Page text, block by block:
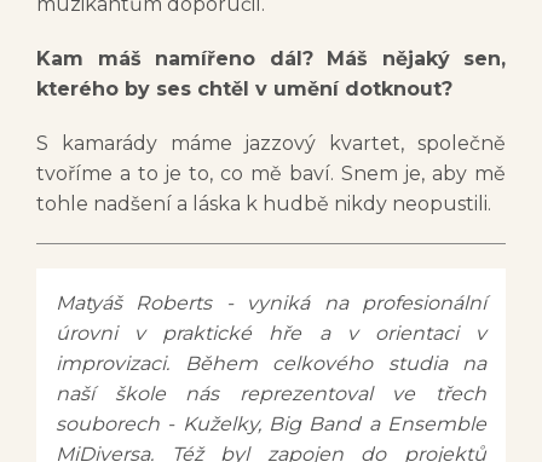
Kam máš namířeno dál? Máš nějaký sen,
kterého by ses chtěl v umění dotknout?
S kamarády máme jazzový kvartet, společně
tvoříme a to je to, co mě baví. Snem je, aby mě
tohle nadšení a láska k hudbě nikdy neopustili.
Matyáš Roberts - vyniká na profesionální
úrovni v praktické hře a v orientaci v
improvizaci. Během celkového studia na
naší škole nás reprezentoval ve třech
souborech - Kuželky, Big Band a Ensemble
MiDiversa. Též byl zapojen do projektů